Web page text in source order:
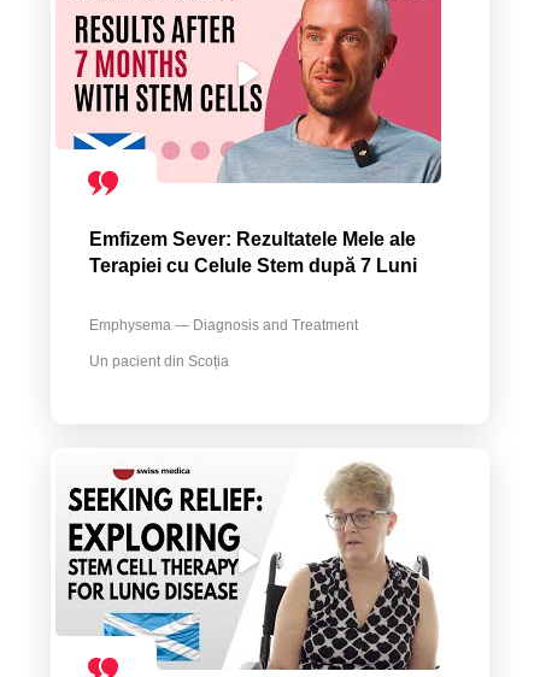
Emfizem Sever: Rezultatele Mele ale
Terapiei cu Celule Stem după 7 Luni
Emphysema — Diagnosis and Treatment
Un pacient din Scoția